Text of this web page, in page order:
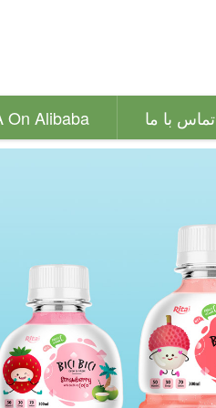
تماس با ما On Alibaba